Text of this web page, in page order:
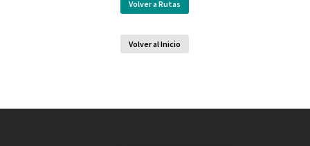
Volver a Rutas
Volver al Inicio